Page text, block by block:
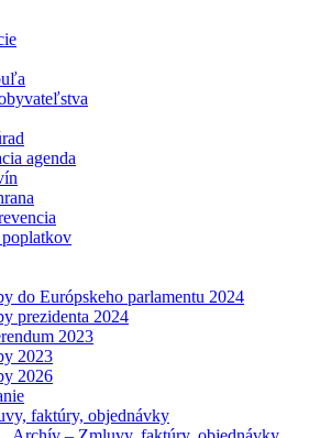
agenda
do Európskeho parlamentu 2024
prezidenta 2024
2023
2023
2026
faktúry, objednávky